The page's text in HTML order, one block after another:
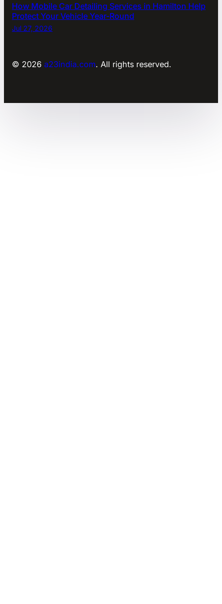
How Mobile Car Detailing Services in Hamilton Help
Protect Your Vehicle Year-Round
Jul 27, 2026
© 2026 a23india.com. All rights reserved.